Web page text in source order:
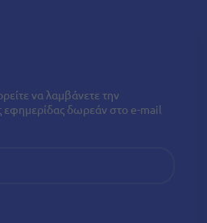
να λαμβάνετε την
εφημερίδας δωρεάν στο e-mail